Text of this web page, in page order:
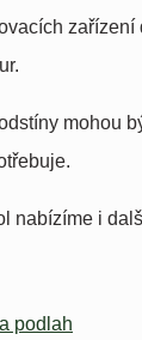
mohou
nabízíme i
podlah